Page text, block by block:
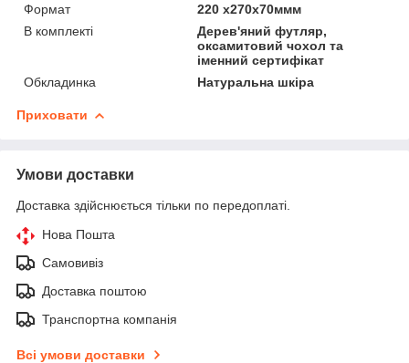
Формат
220 x270х70ммм
В комплекті
Дерев'яний футляр,
оксамитовий чохол та
іменний сертифікат
Обкладинка
Натуральна шкіра
Приховати
Умови доставки
Доставка здійснюється тільки по передоплаті.
Нова Пошта
Самовивіз
Доставка поштою
Транспортна компанія
Всі умови доставки